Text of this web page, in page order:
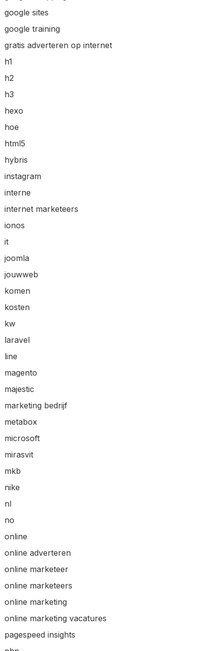
google sites
google training
gratis adverteren op internet
h1
h2
h3
hexo
hoe
html5
hybris
instagram
interne
internet marketeers
ionos
it
joomla
jouwweb
komen
kosten
kw
laravel
line
magento
majestic
marketing bedrijf
metabox
microsoft
mirasvit
mkb
nike
nl
no
online
online adverteren
online marketeer
online marketeers
online marketing
online marketing vacatures
pagespeed insights